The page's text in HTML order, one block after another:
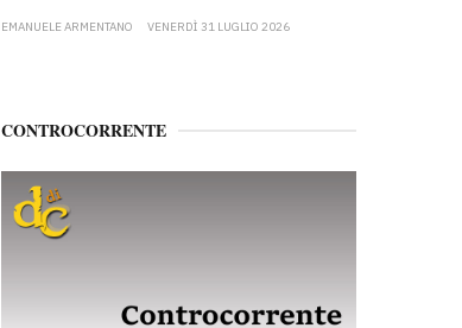
EMANUELE ARMENTANO VENERDÌ 31 LUGLIO 2026
CONTROCORRENTE